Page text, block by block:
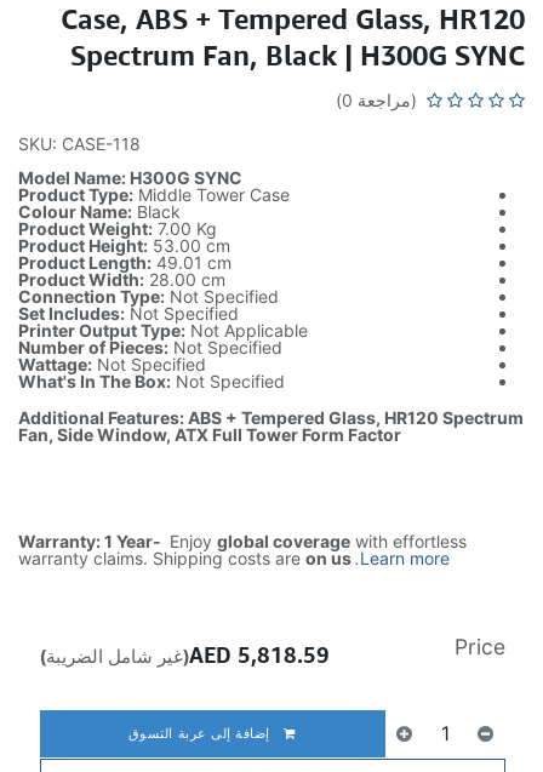
Case, ABS + Tempered Glass, HR120
Spectrum Fan, Black | H300G SYNC
(مراجعة 0)
SKU: CASE-118
Model Name: H300G SYNC
Product Type: Middle Tower Case
Colour Name: Black
Product Weight: 7.00 Kg
Product Height: 53.00 cm
Product Length: 49.01 cm
Product Width: 28.00 cm
Connection Type: Not Specified
Set Includes: Not Specified
Printer Output Type: Not Applicable
Number of Pieces: Not Specified
Wattage: Not Specified
What's In The Box: Not Specified
Additional Features: ABS + Tempered Glass, HR120 Spectrum
Fan, Side Window, ATX Full Tower Form Factor
Warranty: 1 Year- Enjoy global coverage with effortless
warranty claims. Shipping costs are on us.Learn more
إضافة إلى عربة التسوق
Price
5,818.59 (غير شامل الضريبة)